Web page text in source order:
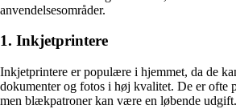
anvendelsesområder.
1. Inkjetprintere
Inkjetprintere er populære i hjemmet, da de
dokumenter og fotos i høj kvalitet. De er ofte
men blækpatroner kan være en løbende udgift.